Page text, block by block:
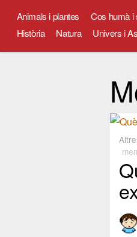
Animals i plantes Cos humà i
Història
Natura Univers i